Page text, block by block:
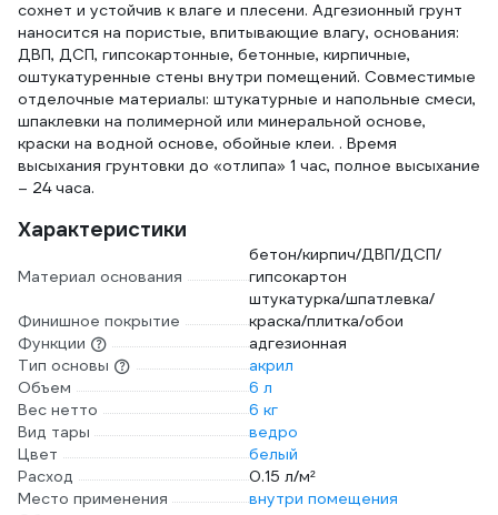
сохнет и устойчив к влаге и плесени. Адгезионный грунт
наносится на пористые, впитывающие влагу, основания:
ДВП, ДСП, гипсокартонные, бетонные, кирпичные,
оштукатуренные стены внутри помещений. Совместимые
отделочные материалы: штукатурные и напольные смеси,
шпаклевки на полимерной или минеральной основе,
краски на водной основе, обойные клеи. . Время
высыхания грунтовки до «отлипа» 1 час, полное высыхание
– 24 часа.
Характеристики
Материал основания
бетон/кирпич/ДВП/ДСП/
гипсокартон
Финишное покрытие
штукатурка/шпатлевка/
краска/плитка/обои
Функции
адгезионная
Тип основы
акрил
Объем
6 л
Вес нетто
6 кг
Вид тары
ведро
Цвет
белый
Расход
0.15 л/м²
Место применения
внутри помещения